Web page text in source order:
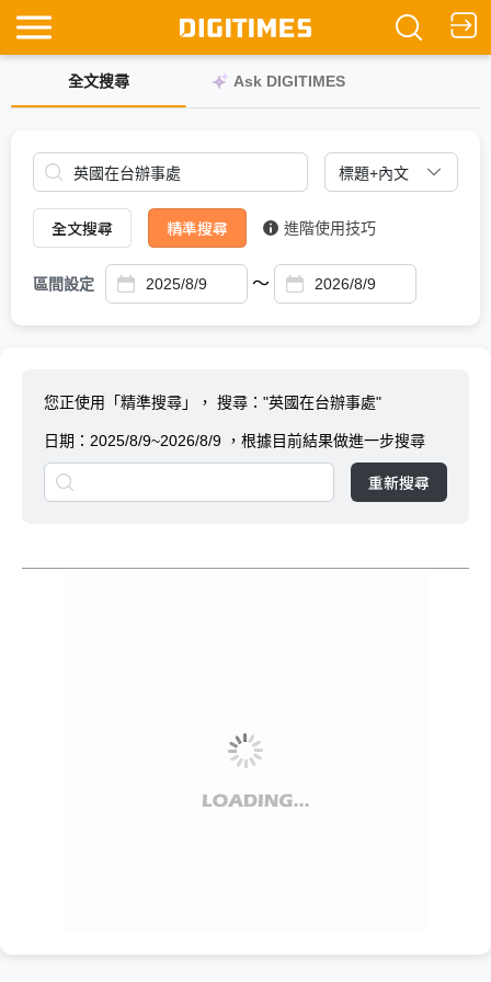
全文搜尋 Ask DIGITIMES
全文搜尋 精準搜尋 進階使用技巧
區間設定 ～
您正使用「精準搜尋」， 搜尋："英國在台辦事處"
日期： 2025/8/9~2026/8/9 ，根據目前結果做進一步搜尋
重新搜尋